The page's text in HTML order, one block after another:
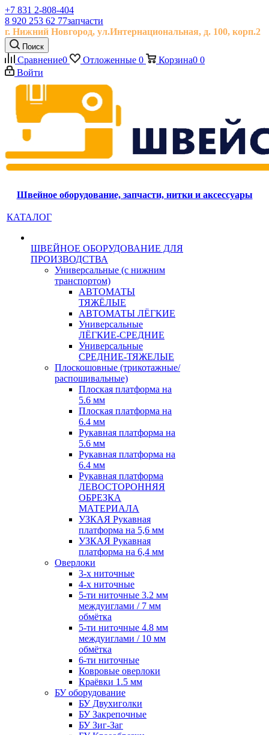
+7 831 2-808-404
8 920 253 62 77запчасти
г. Нижний Новгород, ул.Интернациональная, д. 100, корп.2
Поиск
Сравнение0 Отложенные 0 Корзина0 0
Войти
Швейное оборудование, запчасти, нитки и аксессуары
КАТАЛОГ
ШВЕЙНОЕ ОБОРУДОВАНИЕ ДЛЯ
ПРОИЗВОДСТВА
Универсальные (с нижним
транспортом)
АВТОМАТЫ
ТЯЖЁЛЫЕ
АВТОМАТЫ ЛЁГКИЕ
Универсальные
ЛЁГКИЕ-СРЕДНИЕ
Универсальные
СРЕДНИЕ-ТЯЖЕЛЫЕ
Плоскошовные (трикотажные/
распошивальные)
Плоская платформа на
5.6 мм
Плоская платформа на
6.4 мм
Рукавная платформа на
5.6 мм
Рукавная платформа на
6.4 мм
Рукавная платформа
ЛЕВОСТОРОННЯЯ
ОБРЕЗКА
МАТЕРИАЛА
УЗКАЯ Рукавная
платформа на 5,6 мм
УЗКАЯ Рукавная
платформа на 6,4 мм
Оверлоки
3-х ниточные
4-х ниточные
5-ти ниточные 3.2 мм
междуиглами / 7 мм
обмётка
5-ти ниточные 4.8 мм
междуиглами / 10 мм
обмётка
6-ти ниточные
Ковровые оверлоки
Краёвки 1.5 мм
БУ оборудование
БУ Двухиголки
БУ Закрепочные
БУ Зиг-Заг